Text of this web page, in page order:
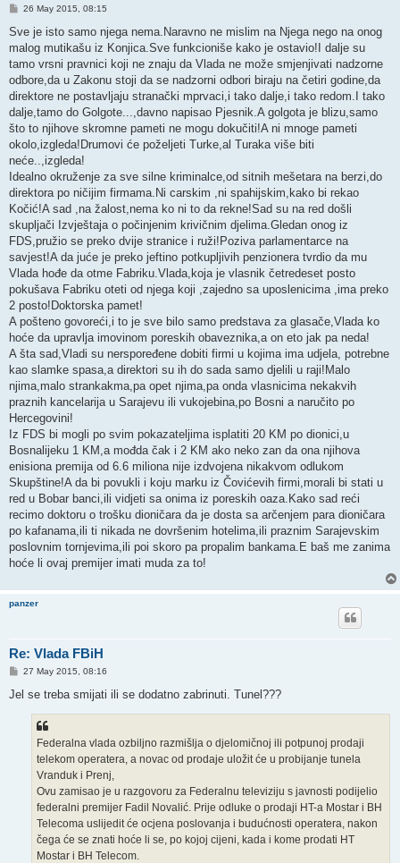
P
s
26 May 2015, 08:15
Sve je isto samo njega nema.Naravno ne mislim na Njega nego na onog
malog mutikašu iz Konjica.Sve funkcioniše kako je ostavio!I dalje su
tamo vrsni pravnici koji ne znaju da Vlada ne može smjenjivati nadzorne
odbore,da u Zakonu stoji da se nadzorni odbori biraju na četiri godine,da
direktore ne postavljaju stranački mprvaci,i tako dalje,i tako redom.I tako
dalje,tamo do Golgote...,davno napisao Pjesnik.A golgota je blizu,samo
što to njihove skromne pameti ne mogu dokučiti!A ni mnoge pameti
okolo,izgleda!Drumovi će poželjeti Turke,al Turaka više biti
neće..,izgleda!
Idealno okruženje za sve silne kriminalce,od sitnih mešetara na berzi,do
direktora po ničijim firmama.Ni carskim ,ni spahijskim,kako bi rekao
Kočić!A sad ,na žalost,nema ko ni to da rekne!Sad su na red došli
skupljači Izvještaja o počinjenim krivičnim djelima.Gledan onog iz
FDS,pružio se preko dvije stranice i ruži!Poziva parlamentarce na
savjest!A da juće je preko jeftino potkupljivih penzionera tvrdio da mu
Vlada hođe da otme Fabriku.Vlada,koja je vlasnik četredeset posto
pokušava Fabriku oteti od njega koji ,zajedno sa uposlenicima ,ima preko
2 posto!Doktorska pamet!
A pošteno govoreći,i to je sve bilo samo predstava za glasače,Vlada ko
hoće da upravlja imovinom poreskih obaveznika,a on eto jak pa neda!
A šta sad,Vladi su nerspoređene dobiti firmi u kojima ima udjela, potrebne
kao slamke spasa,a direktori su ih do sada samo djelili u raji!Malo
njima,malo strankakma,pa opet njima,pa onda vlasnicima nekakvih
praznih kancelarija u Sarajevu ili vukojebina,po Bosni a naručito po
Hercegovini!
Iz FDS bi mogli po svim pokazateljima isplatiti 20 KM po dionici,u
Bosnalijeku 1 KM,a mođda čak i 2 KM ako neko zan da ona njihova
enisiona premija od 6.6 miliona nije izdvojena nikakvom odlukom
Skupštine!A da bi povukli i koju marku iz Čovićevih firmi,morali bi stati u
red u Bobar banci,ili vidjeti sa onima iz poreskih oaza.Kako sad reći
recimo doktoru o trošku dioničara da je dosta sa arčenjem para dioničara
po kafanama,ili ti nikada ne dovršenim hotelima,ili praznim Sarajevskim
poslovnim tornjevima,ili poi skoro pa propalim bankama.E baš me zanima
hoće li ovaj premijer imati muda za to!
panzer
Re: Vlada FBiH
P
s
27 May 2015, 08:16
Jel se treba smijati ili se dodatno zabrinuti. Tunel???
Federalna vlada ozbiljno razmišlja o djelomičnoj ili potpunoj prodaji
telekom operatera, a novac od prodaje uložit će u probijanje tunela
Vranduk i Prenj,
Ovu zamisao je u razgovoru za Federalnu televiziju s javnosti podijelio
federalni premijer Fadil Novalić. Prije odluke o prodaji HT-a Mostar i BH
Telecoma uslijedit će ocjena poslovanja i budućnosti operatera, nakon
čega će se znati hoće li se, po kojoj cijeni, kada i kome prodati HT
Mostar i BH Telecom.